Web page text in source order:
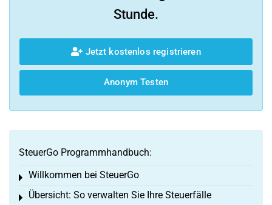
Stunde.
Jetzt kostenlos registrieren
Anonym Testen
SteuerGo Programmhandbuch:
Willkommen bei SteuerGo
Toggle menu
Übersicht: So verwalten Sie Ihre Steuerfälle
Toggle menu